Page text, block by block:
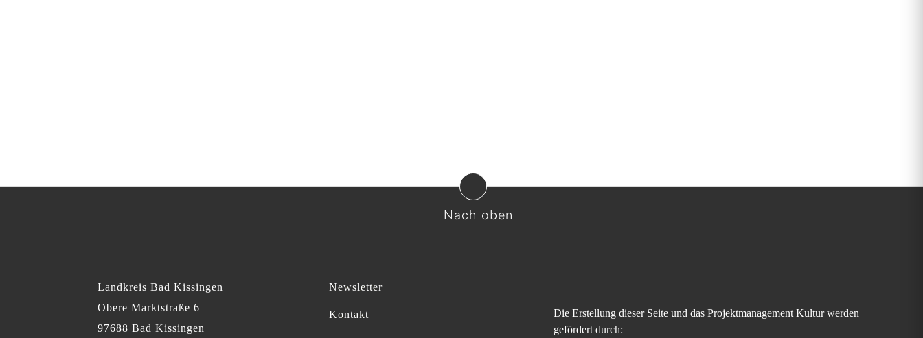
Nach oben
Landkreis Bad Kissingen
Obere Marktstraße 6
97688 Bad Kissingen
Newsletter
Kontakt
Die Erstellung dieser Seite und das Projektmanagement Kultur werden
gefördert durch: